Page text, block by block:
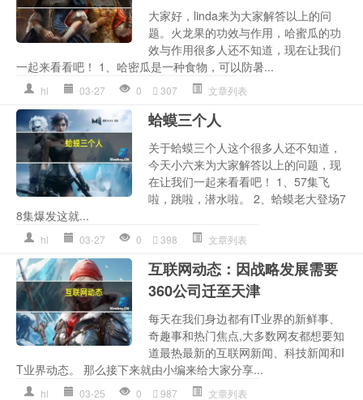
大家好，linda来为大家解答以上的问
题。火龙果的功效与作用，哈蜜瓜的功
效与作用很多人还不知道，现在让我们
一起来看看吧！ 1、哈密瓜是一种食物，可以防暑...
hl 03-27 0 307 文章列表
蛤蟆三个人
关于蛤蟆三个人这个很多人还不知道，
今天小六来为大家解答以上的问题，现
在让我们一起来看看吧！ 1、57集飞
啦，跳啦，潜水啦。 2、蛤蟆老大登场7
8集爆发这就...
hl 03-27 0 398 文章列表
互联网动态：因战略发展需要
360公司迁至天津
每天在我们身边都有IT业界的新鲜事、
奇趣事和热门焦点,大多数网友都想要知
道最热最新的互联网新闻、科技新闻和I
T业界动态。 那么接下来就由小编来给大家分享...
hl 03-25 0 987 文章列表